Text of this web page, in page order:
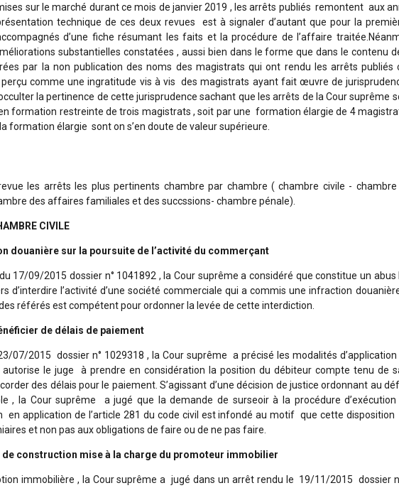
sur le marché durant ce mois de janvier 2019 , les arrêts publiés remontent aux
technique de ces deux revues est à signaler d’autant que pour la
d’une fiche résumant les faits et la procédure de l’affaire
substantielles constatées , aussi bien dans le forme que dans le contenu
par la non publication des noms des magistrats qui ont rendu les arrêts publiés
comme une ingratitude vis à vis des magistrats ayant fait œuvre de
la pertinence de cette jurisprudence sachant que les arrêts de la Cour suprême
formation restreinte de trois magistrats , soit par une formation élargie de 4
formation élargie sont on s’en doute de valeur supérieure.
les arrêts les plus pertinents chambre par chambre ( chambre civile -
des affaires familiales et des succssions- chambre pénale).
CIVILE
douanière sur la poursuite de l’activité du commerçant
17/09/2015 dossier n° 1041892 , la Cour suprême a considéré que constitue un abus
d’interdire l’activité d’une société commerciale qui a commis une infraction
référés est compétent pour ordonner la levée de cette interdiction.
de délais de paiement
07/2015 dossier n° 1029318 , la Cour suprême a précisé les modalités d’application
autorise le juge à prendre en considération la position du débiteur compte tenu de
des délais pour le paiement. S’agissant d’une décision de justice ordonnant au
, la Cour suprême a jugé que la demande de surseoir à la procédure
en application de l’article 281 du code civil est infondé au motif que cette disposition
et non pas aux obligations de faire ou de ne pas faire.
de construction mise à la charge du promoteur immobilier
immobilière , la Cour suprême a jugé dans un arrêt rendu le 19/11/2015 dossier